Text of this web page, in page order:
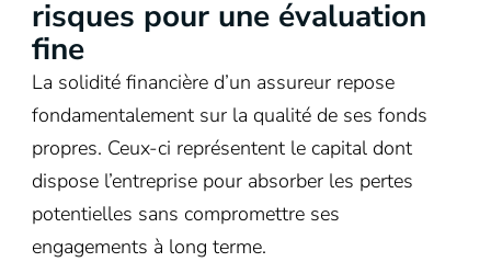
risques pour une évaluation
fine
La solidité financière d’un assureur repose
fondamentalement sur la qualité de ses fonds
propres. Ceux-ci représentent le capital dont
dispose l’entreprise pour absorber les pertes
potentielles sans compromettre ses
engagements à long terme.